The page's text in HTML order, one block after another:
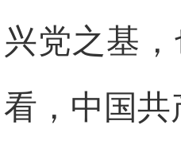
兴党之基
看，中国